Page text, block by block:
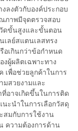
ลงตัวกับองค์ประกอบ
ภาพมีจุดตรวจสอบ
ดขั้นสูงและขั้นตอน
เลย์สแตนเลสทรง
อเกินกว่าข้อกำหนด
ผู้ผลิตเฉพาะทาง
เพื่อช่วยลูกค้าในการ
มสวยงามและ
อาจเกิดขึ้นในการติด
ะนำในการเลือกวัสดุ
สมกับการใช้งาน
ความต้องการด้าน